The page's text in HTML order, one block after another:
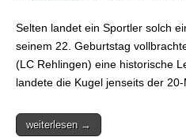
Selten landet ein Sportler solch
seinem 22. Geburtstag
(LC Rehlingen) eine historische
landete die Kugel jenseits der
weiterlesen →